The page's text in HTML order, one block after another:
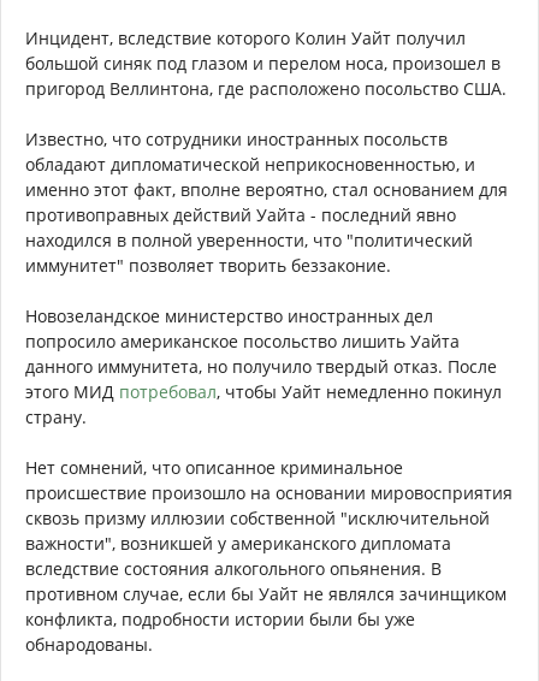
Инцидент, вследствие которого Колин Уайт получил
большой синяк под глазом и перелом носа, произошел в
пригород Веллинтона, где расположено посольство США.
Известно, что сотрудники иностранных посольств
обладают дипломатической неприкосновенностью, и
именно этот факт, вполне вероятно, стал основанием для
противоправных действий Уайта - последний явно
находился в полной уверенности, что "политический
иммунитет" позволяет творить беззаконие.
Новозеландское министерство иностранных дел
попросило американское посольство лишить Уайта
данного иммунитета, но получило твердый отказ. После
этого МИД потребовал, чтобы Уайт немедленно покинул
страну.
Нет сомнений, что описанное криминальное
происшествие произошло на основании мировосприятия
сквозь призму иллюзии собственной "исключительной
важности", возникшей у американского дипломата
вследствие состояния алкогольного опьянения. В
противном случае, если бы Уайт не являлся зачинщиком
конфликта, подробности истории были бы уже
обнародованы.